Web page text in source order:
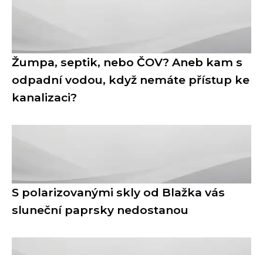
Žumpa, septik, nebo ČOV? Aneb kam s
odpadní vodou, když nemáte přístup ke
kanalizaci?
S polarizovanými skly od Blažka vás
sluneční paprsky nedostanou